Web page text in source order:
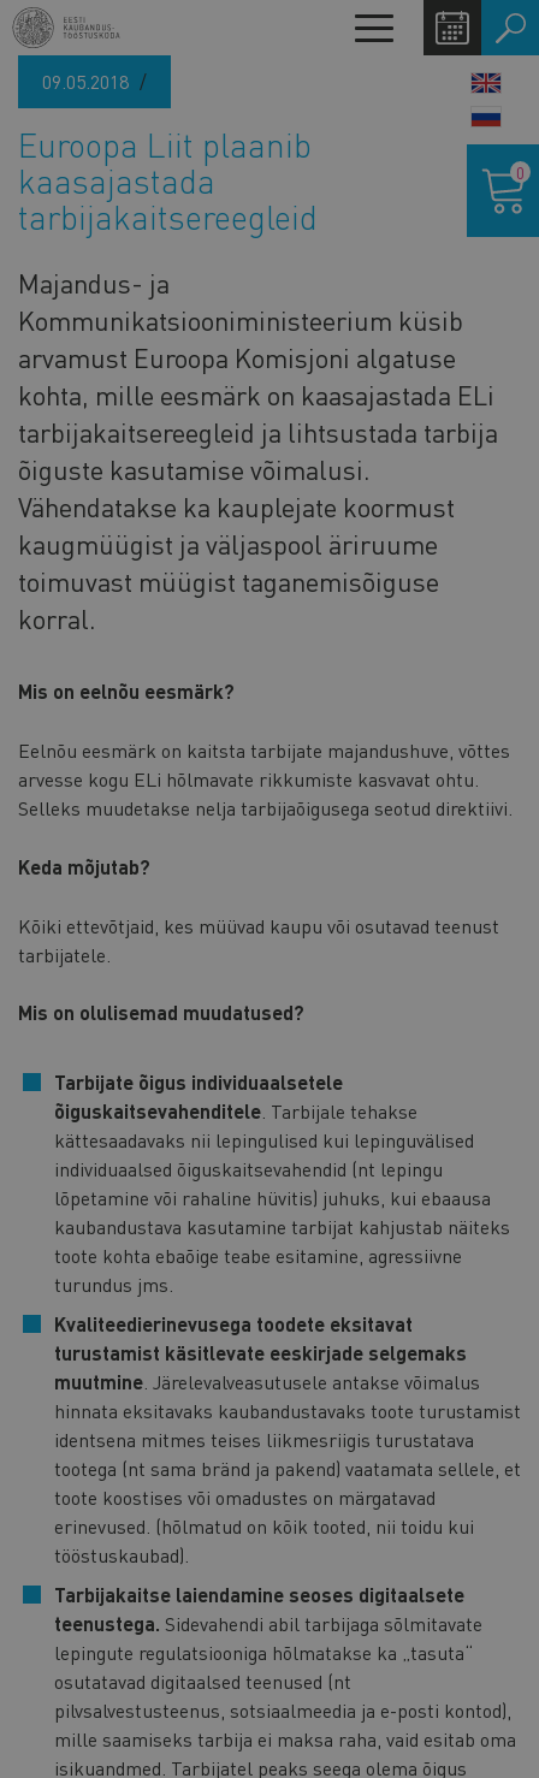
Liigu
edasi
põhisisu
Toggle
navigation
09.05.2018
Euroopa Liit plaanib
kaasajastada
tarbijakaitsereegleid
Majandus- ja
Kommunikatsiooniministeerium küsib
arvamust Euroopa Komisjoni algatuse
kohta, mille eesmärk on kaasajastada ELi
tarbijakaitsereegleid ja lihtsustada tarbija
õiguste kasutamise võimalusi.
Vähendatakse ka kauplejate koormust
kaugmüügist ja väljaspool äriruume
toimuvast müügist taganemisõiguse
korral.
Mis on eelnõu eesmärk?
Eelnõu eesmärk on kaitsta tarbijate majandushuve, võttes
arvesse kogu ELi hõlmavate rikkumiste kasvavat ohtu.
Selleks muudetakse nelja tarbijaõigusega seotud direktiivi.
Keda mõjutab?
Kõiki ettevõtjaid, kes müüvad kaupu või osutavad teenust
tarbijatele.
Mis on olulisemad muudatused?
Tarbijate õigus individuaalsetele
õiguskaitsevahenditele. Tarbijale tehakse
kättesaadavaks nii lepingulised kui lepinguvälised
individuaalsed õiguskaitsevahendid (nt lepingu
lõpetamine või rahaline hüvitis) juhuks, kui ebaausa
kaubandustava kasutamine tarbijat kahjustab näiteks
toote kohta ebaõige teabe esitamine, agressiivne
turundus jms.
Kvaliteedierinevusega toodete eksitavat
turustamist käsitlevate eeskirjade selgemaks
muutmine. Järelevalveasutusele antakse võimalus
hinnata eksitavaks kaubandustavaks toote turustamist
identsena mitmes teises liikmesriigis turustatava
tootega (nt sama bränd ja pakend) vaatamata sellele, et
toote koostises või omadustes on märgatavad
erinevused. (hõlmatud on kõik tooted, nii toidu kui
tööstuskaubad).
Tarbijakaitse laiendamine seoses digitaalsete
teenustega. Sidevahendi abil tarbijaga sõlmitavate
lepingute regulatsiooniga hõlmatakse ka „tasuta“
osutatavad digitaalsed teenused (nt
pilvsalvestusteenus, sotsiaalmeedia ja e-posti kontod),
mille saamiseks tarbija ei maksa raha, vaid esitab oma
isikuandmed. Tarbijatel peaks seega olema õigus
0